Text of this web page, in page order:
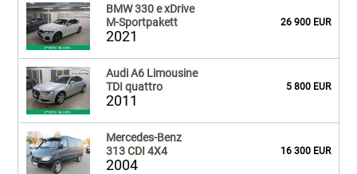
BMW 330 e xDrive
M-Sportpakett
2021
26 900 EUR
Audi A6 Limousine
TDI quattro
2011
5 800 EUR
Mercedes-Benz
313 CDI 4X4
2004
16 300 EUR